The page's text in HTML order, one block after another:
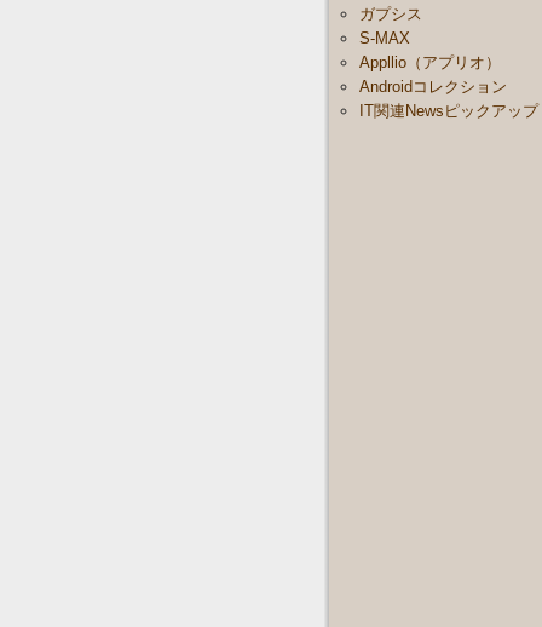
ガプシス
S-MAX
Appllio（アプリオ）
Androidコレクション
IT関連Newsピックアップ